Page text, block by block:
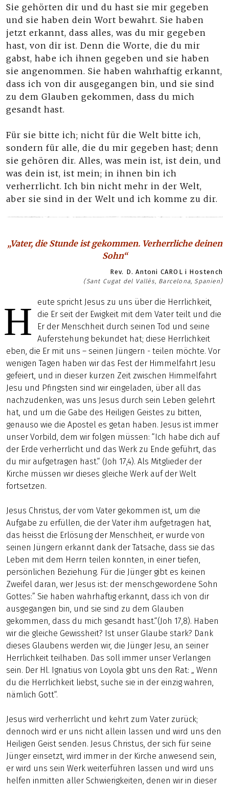
Sie gehörten dir und du hast sie mir gegeben
und sie haben dein Wort bewahrt. Sie haben
jetzt erkannt, dass alles, was du mir gegeben
hast, von dir ist. Denn die Worte, die du mir
gabst, habe ich ihnen gegeben und sie haben
sie angenommen. Sie haben wahrhaftig erkannt,
dass ich von dir ausgegangen bin, und sie sind
zu dem Glauben gekommen, dass du mich
gesandt hast.
Für sie bitte ich; nicht für die Welt bitte ich,
sondern für alle, die du mir gegeben hast; denn
sie gehören dir. Alles, was mein ist, ist dein, und
was dein ist, ist mein; in ihnen bin ich
verherrlicht. Ich bin nicht mehr in der Welt,
aber sie sind in der Welt und ich komme zu dir.
„Vater, die Stunde ist gekommen. Verherrliche deinen
Sohn“
Rev. D. Antoni CAROL i Hostench
(Sant Cugat del Vallès, Barcelona, Spanien)
H
eute spricht Jesus zu uns über die Herrlichkeit,
die Er seit der Ewigkeit mit dem Vater teilt und die
Er der Menschheit durch seinen Tod und seine
Auferstehung bekundet hat; diese Herrlichkeit
eben, die Er mit uns – seinen Jüngern - teilen möchte. Vor
wenigen Tagen haben wir das Fest der Himmelfahrt Jesu
gefeiert, und in dieser kurzen Zeit zwischen Himmelfahrt
Jesu und Pfingsten sind wir eingeladen, über all das
nachzudenken, was uns Jesus durch sein Leben gelehrt
hat, und um die Gabe des Heiligen Geistes zu bitten,
genauso wie die Apostel es getan haben. Jesus ist immer
unser Vorbild, dem wir folgen müssen: “Ich habe dich auf
der Erde verherrlicht und das Werk zu Ende geführt, das
du mir aufgetragen hast.“ (Joh 17,4). Als Mitglieder der
Kirche müssen wir dieses gleiche Werk auf der Welt
fortsetzen.
Jesus Christus, der vom Vater gekommen ist, um die
Aufgabe zu erfüllen, die der Vater ihm aufgetragen hat,
das heisst die Erlösung der Menschheit, er wurde von
seinen Jüngern erkannt dank der Tatsache, dass sie das
Leben mit dem Herrn teilen konnten, in einer tiefen,
persönlichen Beziehung. Für die Jünger gibt es keinen
Zweifel daran, wer Jesus ist: der menschgewordene Sohn
Gottes:” Sie haben wahrhaftig erkannt, dass ich von dir
ausgegangen bin, und sie sind zu dem Glauben
gekommen, dass du mich gesandt hast.“(Joh 17,8). Haben
wir die gleiche Gewissheit? Ist unser Glaube stark? Dank
dieses Glaubens werden wir, die Jünger Jesu, an seiner
Herrlichkeit teilhaben. Das soll immer unser Verlangen
sein. Der Hl. Ignatius von Loyola gibt uns den Rat: „ Wenn
du die Herrlichkeit liebst, suche sie in der einzig wahren,
nämlich Gott“.
Jesus wird verherrlicht und kehrt zum Vater zurück;
dennoch wird er uns nicht allein lassen und wird uns den
Heiligen Geist senden. Jesus Christus, der sich für seine
Jünger einsetzt, wird immer in der Kirche anwesend sein,
er wird uns sein Werk weiterführen lassen und wird uns
helfen inmitten aller Schwierigkeiten, denen wir in dieser